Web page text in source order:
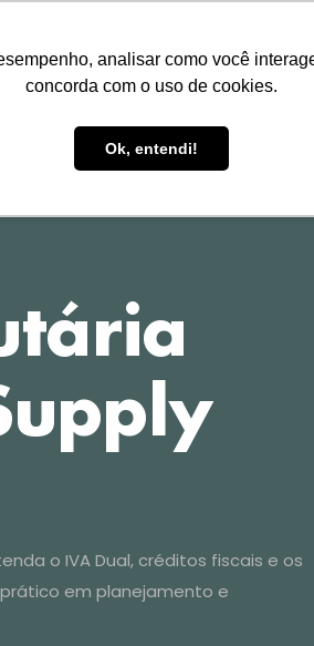
analisar como você
concorda com o uso de cookies.
Ok, entendi!